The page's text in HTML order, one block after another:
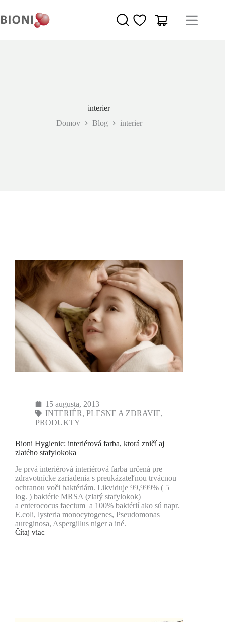
interier
Domov
Blog interier
15 augusta, 2013
INTERIÉR, PLESNE A ZDRAVIE,
PRODUKTY
Bioni Hygienic: interiérová farba, ktorá zničí aj
zlatého stafylokoka
Je prvá interiérová interiérová farba určená pre
zdravotnícke zariadenia s preukázateľnou trvácnou
ochranou voči baktériám. Likviduje 99,999% ( 5
log. ) baktérie MRSA (zlatý stafylokok)
a enterococus faecium a 100% baktérií ako sú napr.
E.coli, lysteria monocytogenes, Pseudomonas
aureginosa, Aspergillus niger a iné.
Čítaj viac